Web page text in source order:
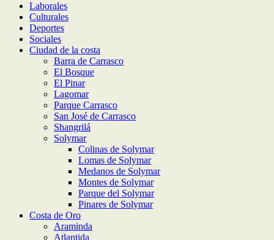
Laborales
Culturales
Deportes
Sociales
Ciudad de la costa
Barra de Carrasco
El Bosque
El Pinar
Lagomar
Parque Carrasco
San José de Carrasco
Shangrilá
Solymar
Colinas de Solymar
Lomas de Solymar
Medanos de Solymar
Montes de Solymar
Parque del Solymar
Pinares de Solymar
Costa de Oro
Araminda
Atlantida